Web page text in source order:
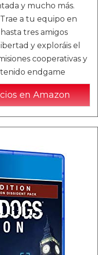
y mucho más.
Trae a tu equipo en
tres amigos
y exploráis el
cooperativas y
endgame
en Amazon